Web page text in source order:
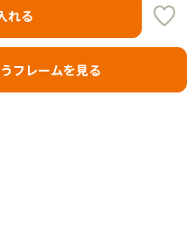
れる
フレームを見る